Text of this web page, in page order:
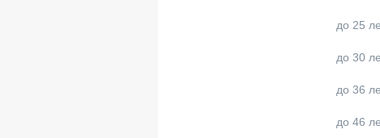
до 25
до 30
до 36
до 46